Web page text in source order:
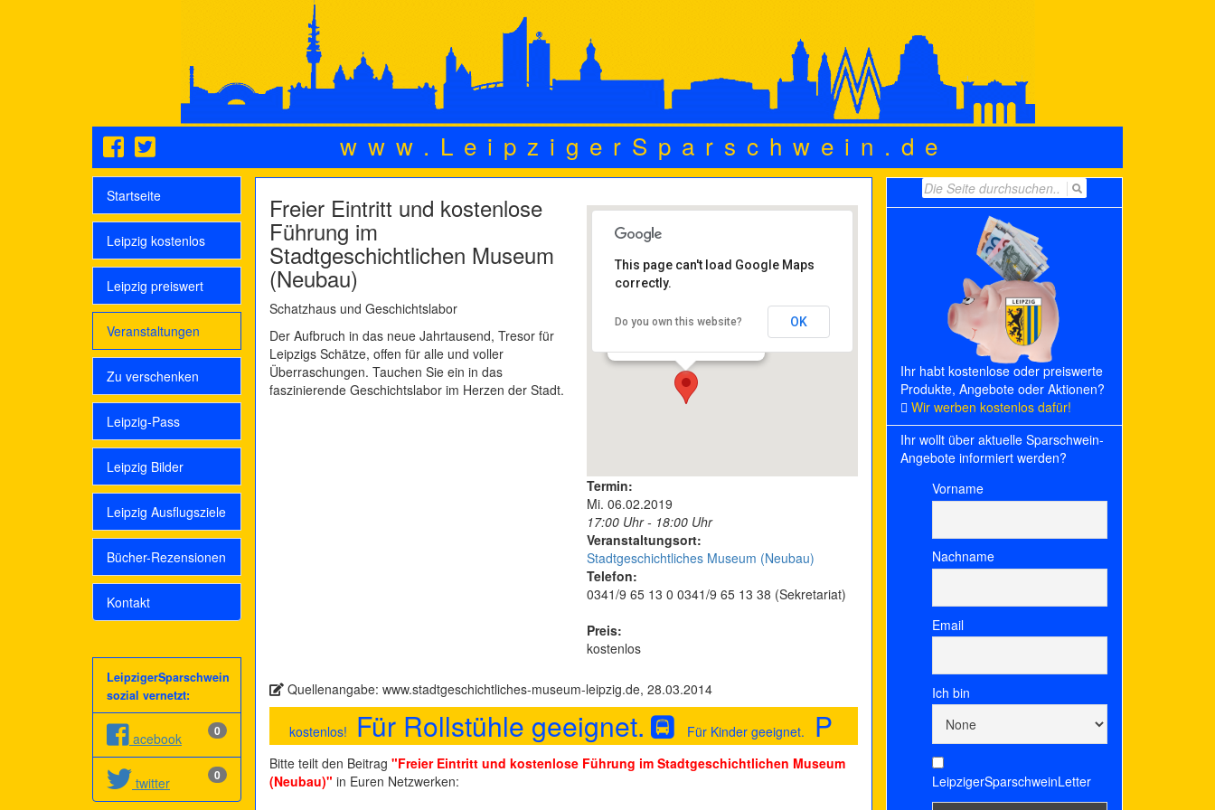
www.LeipzigerSparschwein.de
Startseite
Leipzig kostenlos
Leipzig preiswert
Veranstaltungen
Zu verschenken
Leipzig-Pass
Leipzig Bilder
Leipzig Ausflugsziele
Bücher-Rezensionen
Kontakt
LeipzigerSparschwein
sozial vernetzt:
0
acebook
0
twitter
Stadtgeschichtliches
Böttchergäßchen 3 - 04109
Leipzig
This page can't load Google Maps
correctly.
Do you own this website? OK
Termin:
Mi. 06.02.2019
17:00 Uhr - 18:00 Uhr
Veranstaltungsort:
Stadtgeschichtliches Museum (Neubau)
Telefon:
0341/9 65 13 0 0341/9 65 13 38 (Sekretariat)
Preis:
kostenlos
Freier Eintritt und kostenlose
Führung im
Stadtgeschichtlichen Museum
(Neubau)
Schatzhaus und Geschichtslabor
Der Aufbruch in das neue Jahrtausend, Tresor für
Leipzigs Schätze, offen für alle und voller
Überraschungen. Tauchen Sie ein in das
faszinierende Geschichtslabor im Herzen der Stadt.
Quellenangabe: www.stadtgeschichtliches-museum-leipzig.de, 28.03.2014
kostenlos! Für Rollstühle geeignet. Für Kinder geeignet. P
Bitte teilt den Beitrag "Freier Eintritt und kostenlose Führung im Stadtgeschichtlichen Museum
(Neubau)" in Euren Netzwerken:
Search
for:
Ihr habt kostenlose oder preiswerte
Produkte, Angebote oder Aktionen?
Wir werben kostenlos dafür!
Ihr wollt über aktuelle Sparschwein-
Angebote informiert werden?
Vorname
Nachname
Email
Ich bin
LeipzigerSparschweinLetter